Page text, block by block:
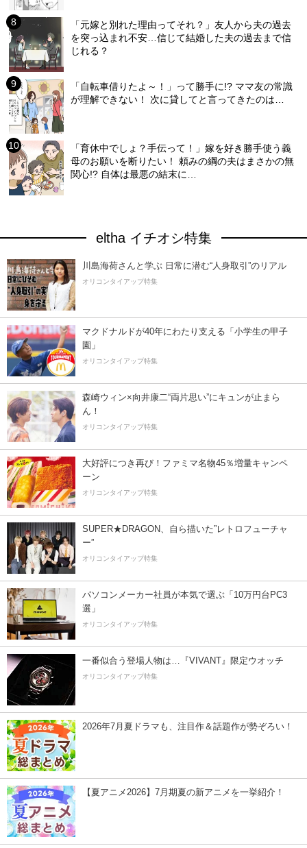
「元嫁と別れた理由ってそれ？」友人から夫の過去
を突っ込まれ不安…信じて結婚した夫の過去まで信
じれる？
「自転車借りたよ～！」って勝手に!? ママ友の常識
が理解できない！ 次に貸してと言ってきたのは…
「育休中でしょ？手伝って！」嫁を好き勝手使う義
母のお願いを断りたい！ 頼みの綱の夫はまさかの無
関心!? 自体は最悪の結末に…
eltha イチオシ特集
川島海荷さんと学ぶ 日常に潜む“人身取引”のリアル
オリコンタイアップ特集
マクドナルドが40年にわたり支える「小学生の甲子
園」
オリコンタイアップ特集
森崎ウィン×向井康二“両片思い”にキュンが止まら
ん！
オリコンタイアップ特集
大好評につき再び！ファミマ名物45％増量キャンペ
ーン
オリコンタイアップ特集
SUPER★DRAGON、自ら描いた”レトロフューチャ
ー”
オリコンタイアップ特集
パソコンメーカー社員が本気で選ぶ「10万円台PC3
選」
オリコンタイアップ特集
一番似合う登場人物は…『VIVANT』限定ウオッチ
オリコンタイアップ特集
2026年7月夏ドラマも、注目作＆話題作が勢ぞろい！
【夏アニメ2026】7月期夏の新アニメを一挙紹介！